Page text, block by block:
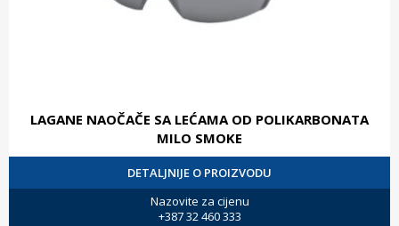
LAGANE NAOČAČE SA LEĆAMA OD POLIKARBONATA
MILO SMOKE
DETALJNIJE O PROIZVODU
Nazovite za cijenu
+387 32 460 333